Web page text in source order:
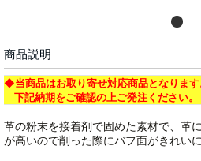
商品説明
◆当商品はお取り寄せ対応商品となります
下記納期をご確認の上ご発注ください。
革の粉末を接着剤で固めた素材で、革
が高いので削った際にバフ面がきれいに